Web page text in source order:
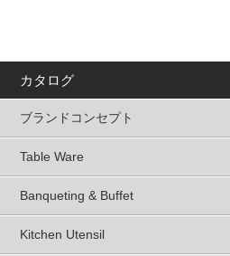
カタログ
ブランドコンセプト
Table Ware
Banqueting & Buffet
Kitchen Utensil